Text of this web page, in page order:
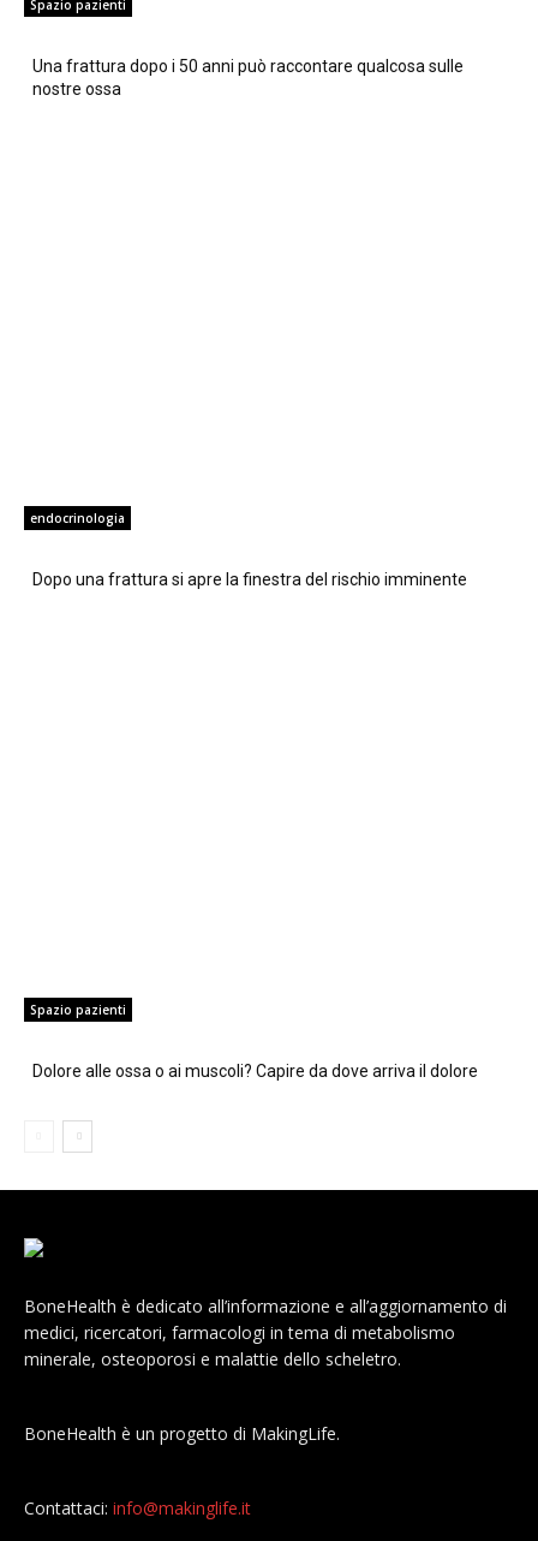
Spazio pazienti
Una frattura dopo i 50 anni può raccontare qualcosa sulle
nostre ossa
endocrinologia
Dopo una frattura si apre la finestra del rischio imminente
Spazio pazienti
Dolore alle ossa o ai muscoli? Capire da dove arriva il dolore
BoneHealth è dedicato all’informazione e all’aggiornamento di
medici, ricercatori, farmacologi in tema di metabolismo
minerale, osteoporosi e malattie dello scheletro.
BoneHealth è un progetto di MakingLife.
Contattaci: info@makinglife.it